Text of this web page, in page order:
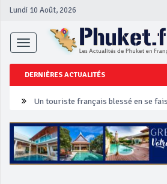
Lundi 10 Août, 2026
Toggle
navigation
DERNIÈRES ACTUALITÉS
Un touriste français blessé en se
Phuket Peranakan Festival
‘Phuket Eye’ assurera la sécurité